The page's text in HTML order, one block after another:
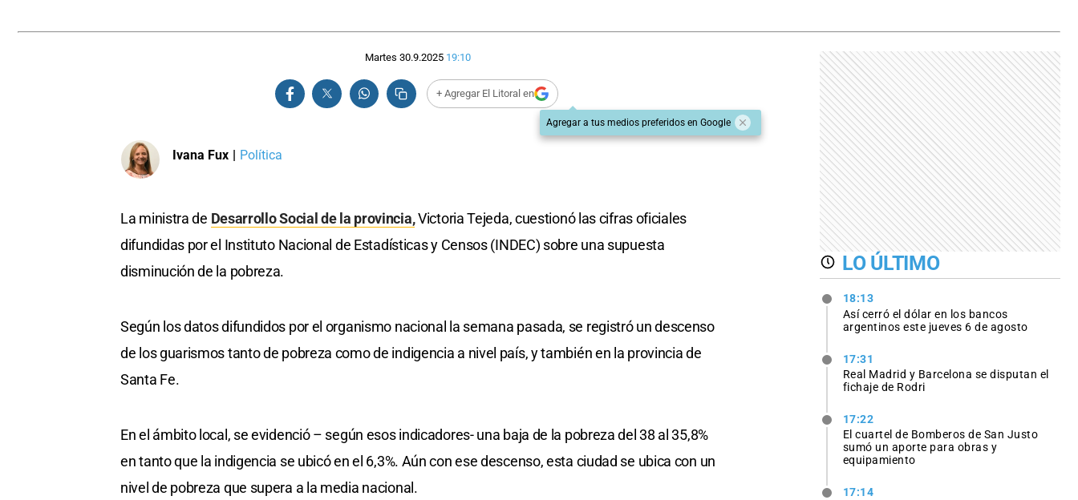
Martes 30.9.2025 19:10
+ Agregar El Litoral en
Agregar a tus medios preferidos en Google
Ivana Fux | Política
La ministra de Desarrollo Social de la provincia,Victoria Tejeda, cuestionó las cifras oficiales
difundidas por el Instituto Nacional de Estadísticas y Censos (INDEC) sobre una supuesta
disminución de la pobreza.
Según los datos difundidos por el organismo nacional la semana pasada, se registró un descenso
de los guarismos tanto de pobreza como de indigencia a nivel país, y también en la provincia de
Santa Fe.
En el ámbito local, se evidenció – según esos indicadores- una baja de la pobreza del 38 al 35,8%
en tanto que la indigencia se ubicó en el 6,3%. Aún con ese descenso, esta ciudad se ubica con un
nivel de pobreza que supera a la media nacional.
LO ÚLTIMO
18:13
Así cerró el dólar en los bancos
argentinos este jueves 6 de agosto
17:31
Real Madrid y Barcelona se disputan el
fichaje de Rodri
17:22
El cuartel de Bomberos de San Justo
sumó un aporte para obras y
equipamiento
17:14